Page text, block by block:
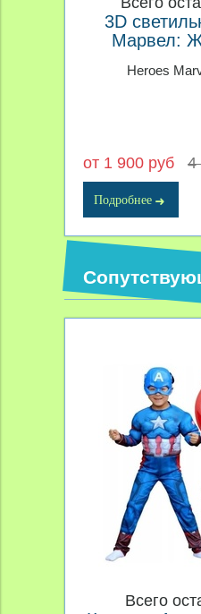
3D
Марвел:
рука,
Heroes
от 1 900 руб 4
Подробнее
Всего